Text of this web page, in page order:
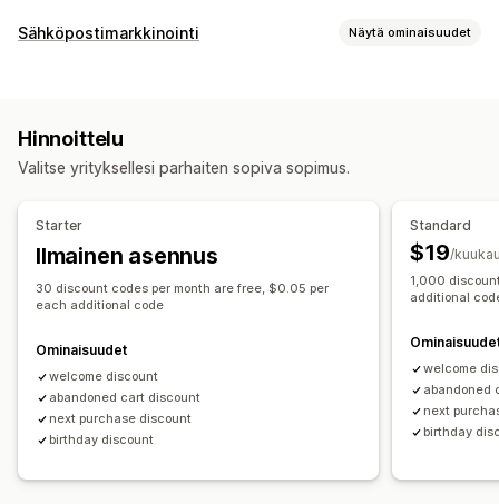
Alennustyypit
Alennusten hallinnointi
Sähköpostiosoitteiden keräyslista
Kohdentaminen
Sähköpostimarkkinointi Näytä ominaisuudet
Hylätty ostoskori
Seurantasähköpostit Win-back-sähköpostit
Hinnoittelu
Valitse yrityksellesi parhaiten sopiva sopimus.
Starter
Ilmainen asennus
30 discount codes per month are free, $0.05 per
each additional code
Ominaisuudet
welcome discount
abandoned cart discount
next purchase discount
birthday discount
Standard
$19/
1,000
additional
welcome
abandoned
next
birthday